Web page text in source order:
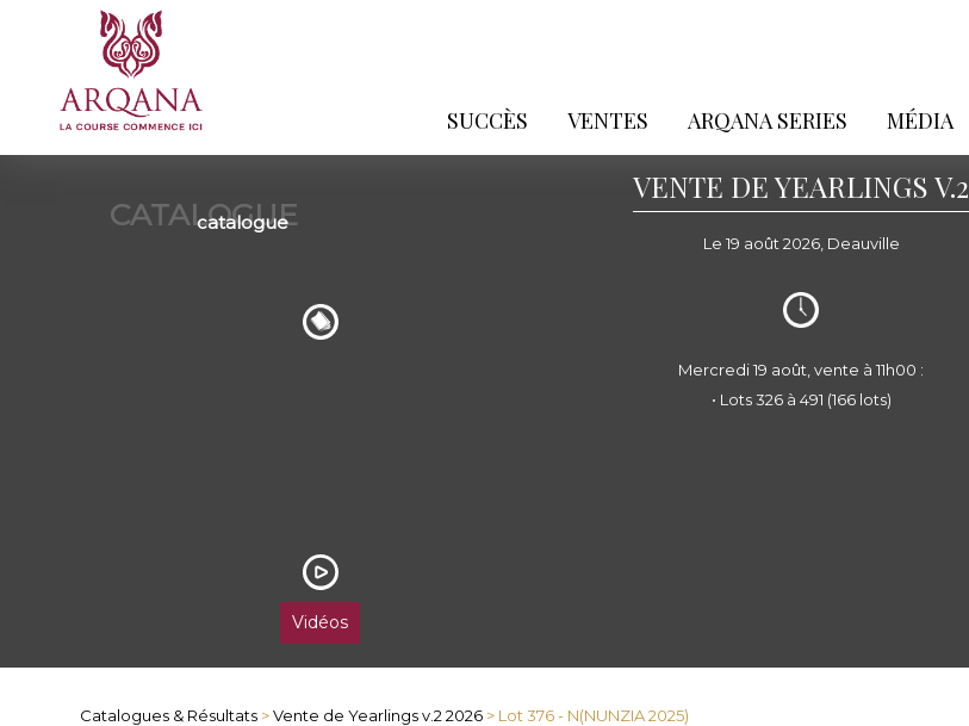
SUCCÈS VENTES ARQANA SERIES MÉDIA
CATALOGUE
catalogue
VENTE DE YEARLINGS V.2
Le 19 août 2026, Deauville
Vidéos
Mercredi 19 août, vente à 11h00 :
• Lots 326 à 491 (166 lots)
Catalogues & Résultats >Vente de Yearlings v.2 2026 > Lot 376 - N(NUNZIA 2025)